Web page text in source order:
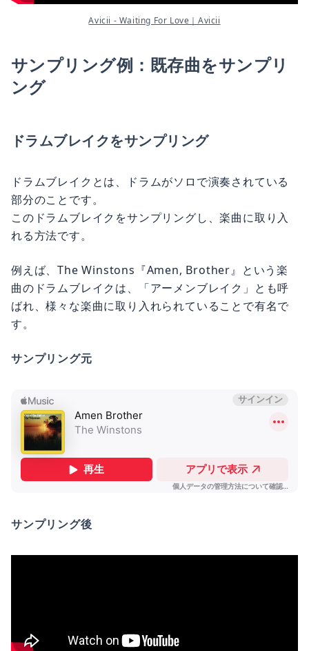
Avicii - Waiting For Love｜Avicii
サンプリング例：既存曲をサンプリ
ング
ドラムブレイクをサンプリング
ドラムブレイクとは、ドラムがソロで演奏されている
部分のことです。
このドラムブレイクをサンプリングし、楽曲に取り入
れる方法です。
例えば、The Winstons『Amen, Brother』という楽
曲のドラムブレイクは、「アーメンブレイク」とも呼
ばれ、様々な楽曲に取り入れられていることで有名で
す。
サンプリング元
サンプリング後